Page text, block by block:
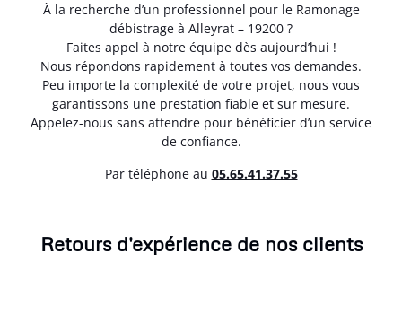
À la recherche d’un professionnel pour le Ramonage
débistrage à Alleyrat – 19200 ?
Faites appel à notre équipe dès aujourd’hui !
Nous répondons rapidement à toutes vos demandes.
Peu importe la complexité de votre projet, nous vous
garantissons une prestation fiable et sur mesure.
Appelez-nous sans attendre pour bénéficier d’un service
de confiance.
Par téléphone au 05.65.41.37.55
Retours d'expérience de nos clients